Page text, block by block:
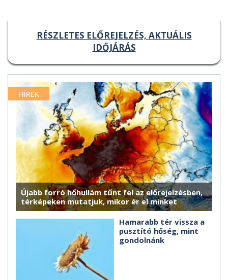
RÉSZLETES ELŐREJELZÉS, AKTUÁLIS
IDŐJÁRÁS
HÍREK
Újabb forró hőhullám tűnt fel az előrejelzésben,
térképeken mutatjuk, mikor ér el minket
Hamarabb tér vissza a
pusztító hőség, mint
gondolnánk